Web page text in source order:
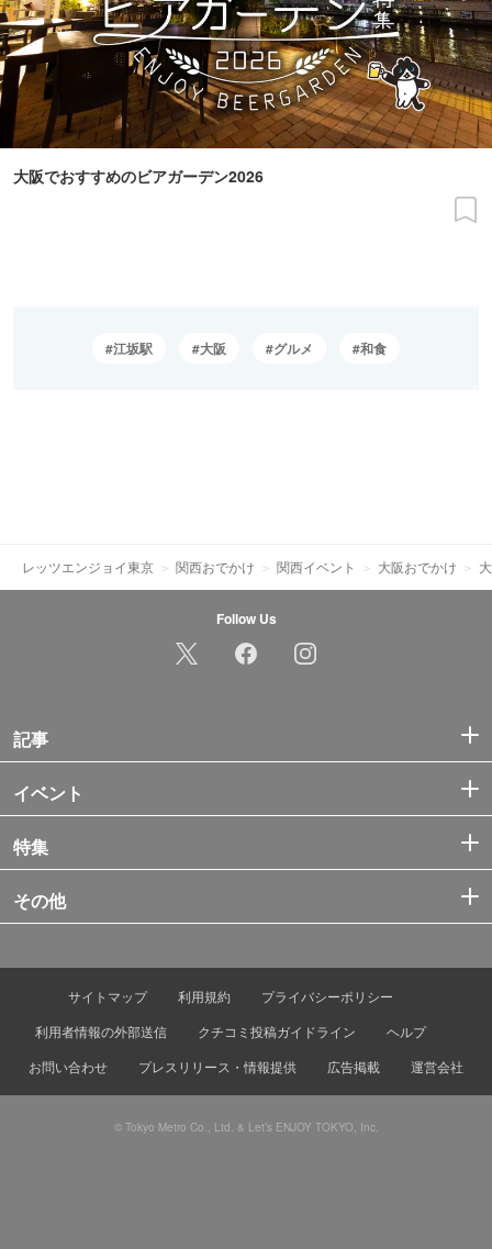
大阪でおすすめのビアガーデン2026
江坂駅 大阪 グルメ 和食
レッツエンジョイ東京 関西おでかけ 関西イベント 大阪おでかけ
Follow Us
記事
イベント
特集
その他
サイトマップ 利用規約
プライバシーポリシー
利用者情報の外部送信
クチコミ投稿ガイドライン
ヘルプ
お問い合わせ
プレスリリース・情報提供 広告掲載 運営会社
© Tokyo Metro Co., Ltd. & Let’s ENJOY TOKYO, Inc.